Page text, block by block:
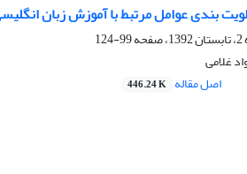
بندی عوامل مرتبط با آموزش زبان
99-124
غلامی
اصل مقاله 446.24 K